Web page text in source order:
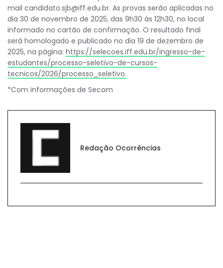
mail candidato.sjb@iff.edu.br. As provas serão aplicadas no
dia 30 de novembro de 2025, das 9h30 às 12h30, no local
informado no cartão de confirmação. O resultado final
será homologado e publicado no dia 19 de dezembro de
2025, na página: https://selecoes.iff.edu.br/ingresso-de-
estudantes/processo-seletivo-de-cursos-
tecnicos/2026/processo_seletivo.
*Com informações de Secom
Redação Ocorrências